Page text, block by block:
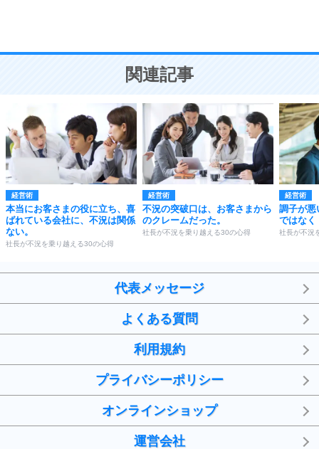
ことが大切。
関連記事
経営術
本当にお客さまの役に立ち、喜
ばれている会社に、不況は関係
ない。
社長が不況を乗り越える30の心得
経営術
不況の突破口は、お客さまから
のクレームだった。
社長が不況を乗り越える30の心得
経営術
調子が悪
ではなく
社長が不況
代表メッセージ
よくある質問
利用規約
プライバシーポリシー
オンラインショップ
運営会社